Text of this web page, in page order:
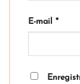
E-mail *